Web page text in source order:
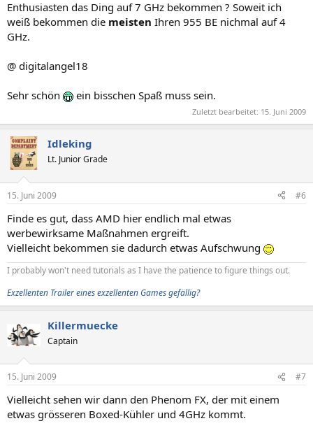
Enthusiasten das Ding auf 7 GHz bekommen ? Soweit ich
weiß bekommen die meisten Ihren 955 BE nichmal auf 4
GHz.
@ digitalangel18
Sehr schön ein bisschen Spaß muss sein.
Zuletzt bearbeitet: 15. Juni 2009
Idleking
Lt. Junior Grade
15. Juni 2009 #6
Finde es gut, dass AMD hier endlich mal etwas
werbewirksame Maßnahmen ergreift.
Vielleicht bekommen sie dadurch etwas Aufschwung
I probably won't need tutorials as I have the patience to figure things out.
Exzellenten Trailer eines exzellenten Games gefällig?
Killermuecke
Captain
15. Juni 2009 #7
Vielleicht sehen wir dann den Phenom FX, der mit einem
etwas grösseren Boxed-Kühler und 4GHz kommt.